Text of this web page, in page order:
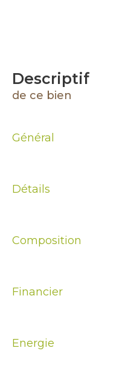
descriptif
de ce bien
Général
Détails
Composition
Financier
Energie